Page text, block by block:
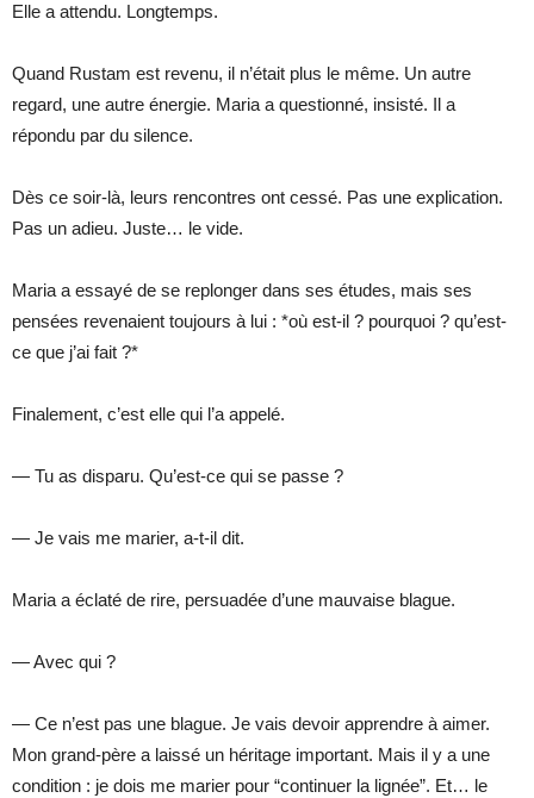
Elle a attendu. Longtemps.
Quand Rustam est revenu, il n’était plus le même. Un autre
regard, une autre énergie. Maria a questionné, insisté. Il a
répondu par du silence.
Dès ce soir-là, leurs rencontres ont cessé. Pas une explication.
Pas un adieu. Juste… le vide.
Maria a essayé de se replonger dans ses études, mais ses
pensées revenaient toujours à lui : *où est-il ? pourquoi ? qu’est-
ce que j’ai fait ?*
Finalement, c’est elle qui l’a appelé.
— Tu as disparu. Qu’est-ce qui se passe ?
— Je vais me marier, a-t-il dit.
Maria a éclaté de rire, persuadée d’une mauvaise blague.
— Avec qui ?
— Ce n’est pas une blague. Je vais devoir apprendre à aimer.
Mon grand-père a laissé un héritage important. Mais il y a une
condition : je dois me marier pour “continuer la lignée”. Et… le